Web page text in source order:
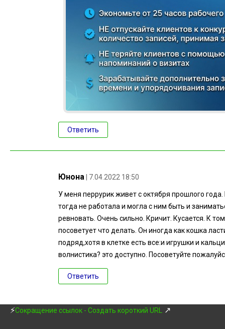
Ответить
Юнона | 7.04.2022 18:50
У меня перрурик живет с октября прошлого
тогда не работала и могла с ним быть и
ревновать. Очень сильно. Кричит. Кусается. К
посоветует что делать. Он иногда как кошка
подряд,хотя в клетке есть все:и игрушки и
волнистика? это доступно. Посоветуйте
Ответить
⚡Сокращение ссылок - Создать короткий URL ↗